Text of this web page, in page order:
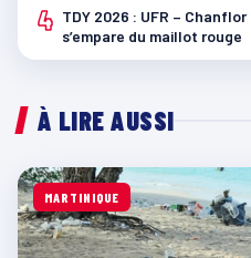
4 TDY 2026 : UFR –
s’empare du maillot rouge
À LIRE AUSSI
MARTINIQUE